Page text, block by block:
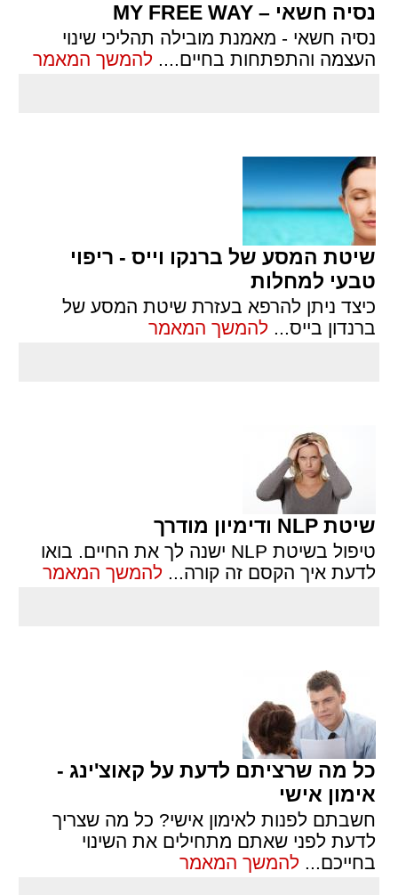
נסיה חשאי – MY FREE WAY
נסיה חשאי - מאמנת מובילה תהליכי שינוי
העצמה והתפתחות בחיים.... להמשך המאמר
שיטת המסע של ברנקו וייס - ריפוי
טבעי למחלות
כיצד ניתן להרפא בעזרת שיטת המסע של
ברנדון בייס... להמשך המאמר
שיטת NLP ודימיון מודרך
טיפול בשיטת NLP ישנה לך את החיים. בואו
לדעת איך הקסם זה קורה... להמשך המאמר
כל מה שרציתם לדעת על קאוצ'ינג -
אימון אישי
חשבתם לפנות לאימון אישי? כל מה שצריך
לדעת לפני שאתם מתחילים את השינוי
בחייכם... להמשך המאמר